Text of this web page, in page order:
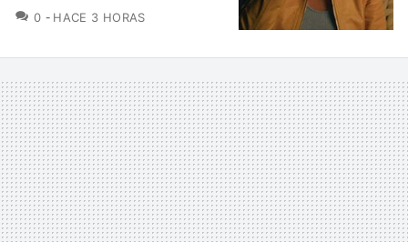
0 COMENTARIOS
HACE 3 HORAS